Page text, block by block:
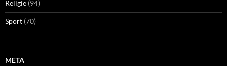
Religie (94)
Sport (70)
META